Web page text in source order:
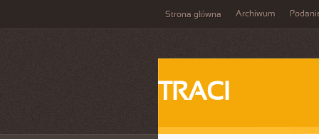
Strona główna Archiwum
TRACI